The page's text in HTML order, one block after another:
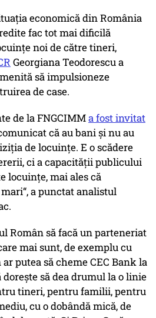
economică din România
fac tot mai dificilă
noi de către tineri,
Georgiana Teodorescu a
să impulsioneze
de case.
de la FNGCIMMa fost invitat
că au bani și nu au
de locuințe. E o scădere
ci a capacității publicului
locuințe, mai ales că
a punctat analistul
Român să facă un parteneriat
mai sunt, de exemplu cu
putea să cheme CEC Bank la
să dea drumul la o linie
tineri, pentru familii, pentru
cu o dobândă mică, de